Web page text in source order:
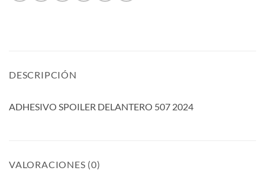
DESCRIPCIÓN
ADHESIVO SPOILER DELANTERO 507 2024
VALORACIONES (0)